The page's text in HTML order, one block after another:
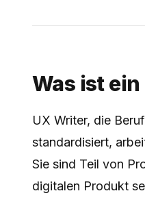
Was ist
UX Writer, die
standardisiert,
Sie sind Teil von
digitalen Produkt